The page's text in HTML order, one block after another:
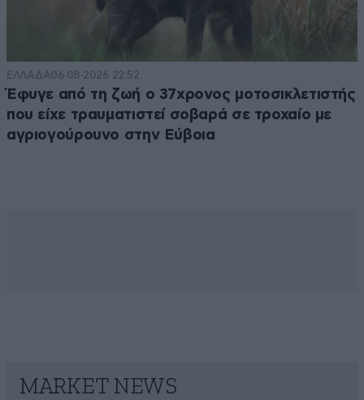
ΕΛΛΑΔΑ06·08·2026 22:52
Έφυγε από τη ζωή ο 37χρονος μοτοσικλετιστής
που είχε τραυματιστεί σοβαρά σε τροχαίο με
αγριογούρουνο στην Εύβοια
MARKET NEWS